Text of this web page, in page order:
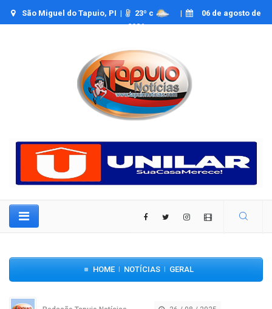
São Miguel do Tapuio, PI | 23º c |
06 de agosto de
2026
HOME NOTÍCIAS GERAL